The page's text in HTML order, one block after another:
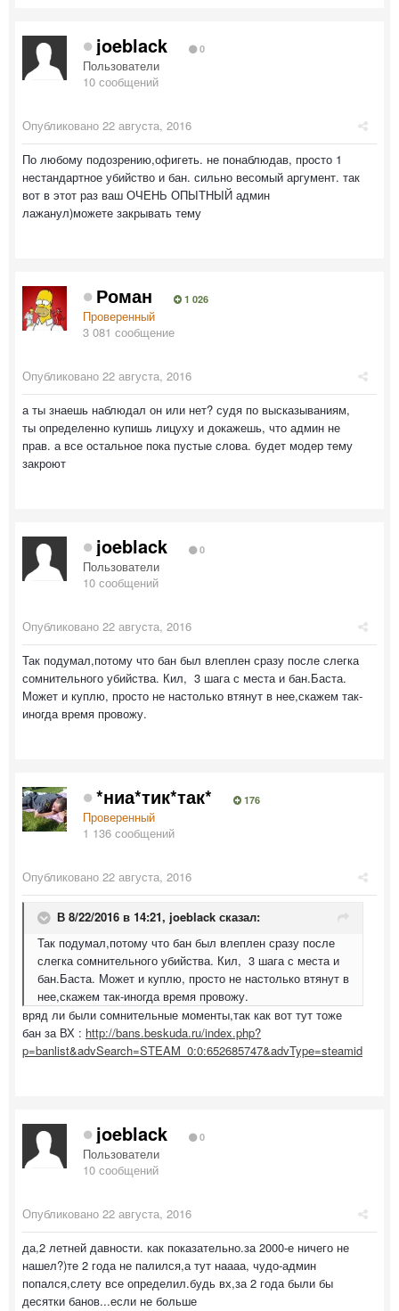
joeblack 0
Пользователи
10 сообщений
Опубликовано 22 августа, 2016
По любому подозрению,офигеть. не понаблюдав, просто 1
нестандартное убийство и бан. сильно весомый аргумент. так
вот в этот раз ваш ОЧЕНЬ ОПЫТНЫЙ админ
лажанул)можете закрывать тему
Роман 1 026
Проверенный
3 081 сообщение
Опубликовано 22 августа, 2016
а ты знаешь наблюдал он или нет? судя по высказываниям,
ты определенно купишь лицуху и докажешь, что админ не
прав. а все остальное пока пустые слова. будет модер тему
закроют
joeblack 0
Пользователи
10 сообщений
Опубликовано 22 августа, 2016
Так подумал,потому что бан был влеплен сразу после слегка
сомнительного убийства. Кил, 3 шага с места и бан.Баста.
Может и куплю, просто не настолько втянут в нее,скажем так-
иногда время провожу.
*ниа*тик*так* 176
Проверенный
1 136 сообщений
Опубликовано 22 августа, 2016
В 8/22/2016 в 14:21, joeblack сказал:
Так подумал,потому что бан был влеплен сразу после
слегка сомнительного убийства. Кил, 3 шага с места и
бан.Баста. Может и куплю, просто не настолько втянут в
нее,скажем так-иногда время провожу.
вряд ли были сомнительные моменты,так как вот тут тоже
бан за ВХ : http://bans.beskuda.ru/index.php?
p=banlist&advSearch=STEAM_0:0:652685747&advType=steamid
joeblack 0
Пользователи
10 сообщений
Опубликовано 22 августа, 2016
да,2 летней давности. как показательно.за 2000-е ничего не
нашел?)те 2 года не палился,а тут наааа, чудо-админ
попался,слету все определил.будь вх,за 2 года были бы
десятки банов...если не больше